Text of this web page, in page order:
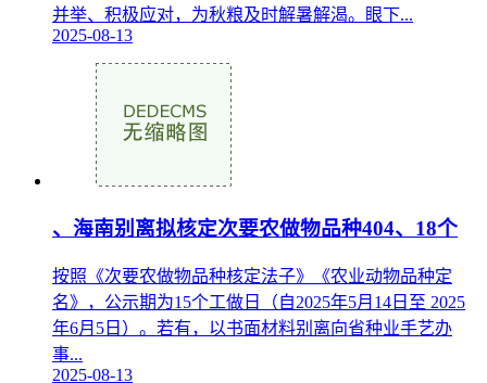
并举、积极应对，为秋粮及时解暑解渴。眼下...
2025-08-13
、海南别离拟核定次要农做物品种404、18个
按照《次要农做物品种核定法子》《农业动物品种定
名》，公示期为15个工做日（自2025年5月14日至 2025
年6月5日）。若有，以书面材料别离向省种业手艺办
事...
2025-08-13